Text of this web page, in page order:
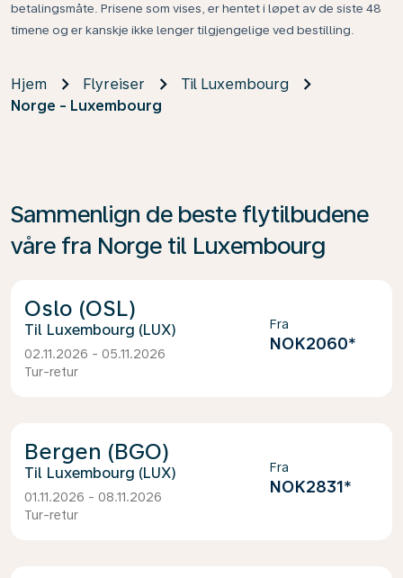
betalingsmåte. Prisene som vises, er hentet i løpet av de siste 48
timene og er kanskje ikke lenger tilgjengelige ved bestilling.
Hjem Flyreiser
Til Luxembourg
Norge - Luxembourg
Sammenlign de beste flytilbudene
våre fra Norge til Luxembourg
Oslo (OSL)
Luxembourg (LUX)
02.11.2026 - 05.11.2026
Tur-retur
Fra
NOK2060*
Bergen (BGO)
Luxembourg (LUX)
01.11.2026 - 08.11.2026
Tur-retur
Fra
NOK2831*